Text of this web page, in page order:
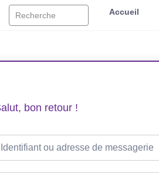
Recherche Accueil
bon retour !